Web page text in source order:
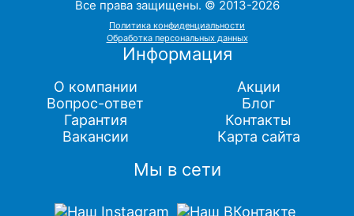
Все права защищены. © 2013-2026
Политика конфиденциальности
Обработка персональных данных
Информация
О компании
Вопрос-ответ
Гарантия
Вакансии
Акции
Блог
Контакты
Карта сайта
Мы в сети